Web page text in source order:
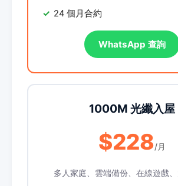
24 個月合約
WhatsApp 查詢
1000M 光纖入屋
$228/月
多人家庭、雲端備份、在線遊戲